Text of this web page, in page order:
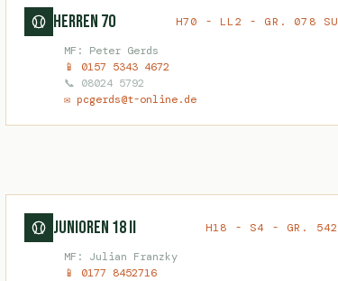
Herren 70
H70 - LL2 - GR. 078 SU
MF: Peter Gerds
📱 0157 5343 4672
📞 08024 5792
✉ pcgerds@t-online.de
Junioren 18 II
H18 - S4 - GR. 542
MF: Julian Franzky
📱 0177 8452716